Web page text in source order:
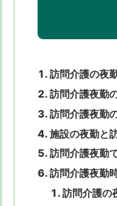
訪問介護の夜
訪問介護夜勤
訪問介護夜勤
施設の夜勤と
訪問介護夜勤
訪問介護夜勤
訪問介護の